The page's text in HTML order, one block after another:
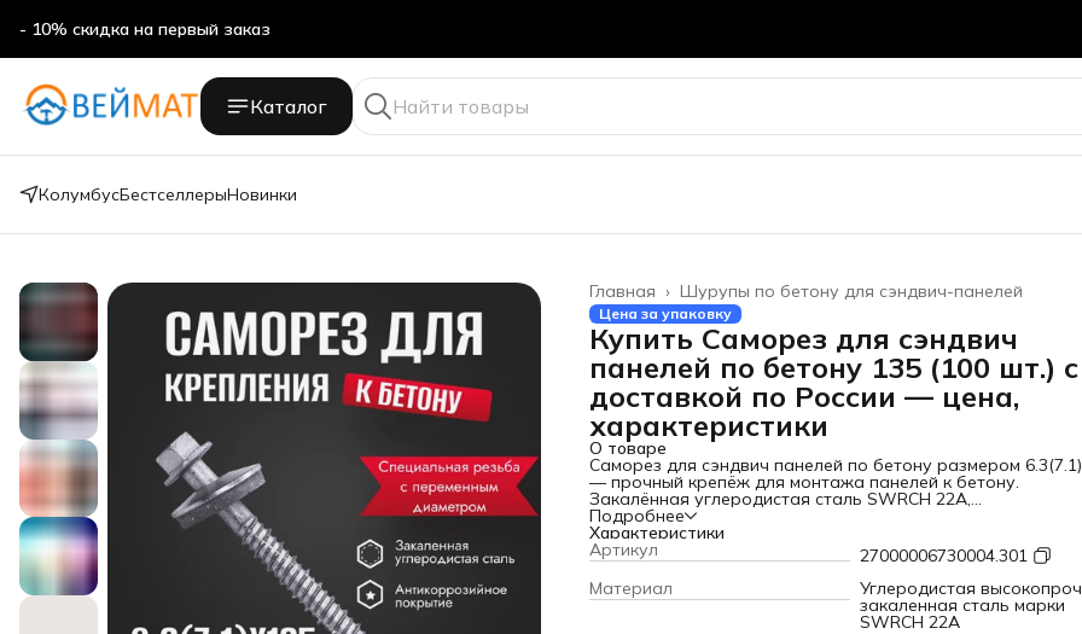
- 10% скидка на первый заказ
- 10% скидка на первый заказ
Каталог
КолумбусБестселлерыНовинки
Шурупы по бетону для сэндвич-панелей
Главная ›
Цена за упаковку
Купить Саморез для сэндвич
панелей по бетону 135 (100 шт.) с
доставкой по России — цена,
характеристики
О товаре
Саморез для сэндвич панелей по бетону размером
— прочный крепёж для монтажа панелей к бетону.
Закалённая углеродистая сталь SWRCH 22A,
антикоррозийное покрытие
переменным диаметром обеспечивает высокие показатели
вырыв из бетонного основания. Шайба d=19 мм из
EPDM.
Подробнее
Характеристики
Артикул
27000006730004.301
Материал
Углеродистая
закаленная сталь марки
SWRCH 22A